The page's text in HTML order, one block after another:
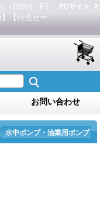
（100V) FT
【特売セー
PCサイト
お問い合わせ
水中ポンプ・油業用ポンプ